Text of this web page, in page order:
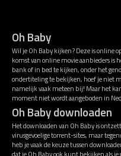
Oh Baby
Wil je Oh Baby kijken? Deze is online
komst van online movie aanbieders is
bank of in bed te kijken, onder het
ondertiteling te bekijken, hoef je niet
namelijk vaak meteen bij! Maar het
moment niet wordt aangeboden in
Oh Baby downloaden
Het downloaden van Oh Baby is
virusgevoelige torrent-sites, maar
heb je vaak de keuze tussen